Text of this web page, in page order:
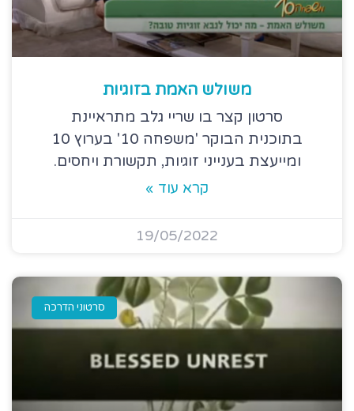
משולש האמת בזוגיות
סרטון קצר בו שריי גלב מתראיינת
בתוכנית הבוקר 'משפחה 10' בערוץ 10
ומייעצת בענייני זוגיות, תקשורת ויחסים.
קרא עוד »
19/05/2022
סרטוני הדרכה